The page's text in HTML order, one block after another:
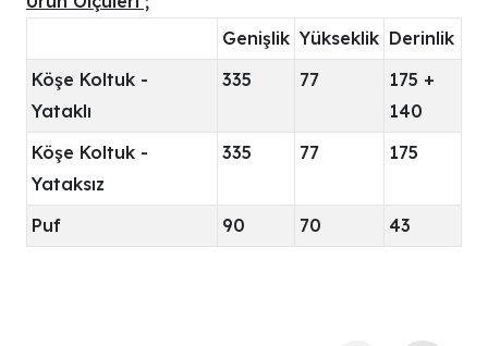
Genişlik Yükseklik Derinlik
Köşe Koltuk -
Yataklı
335 77
175 +
140
Köşe Koltuk -
Yataksız
335 77 175
Puf 90 70 43